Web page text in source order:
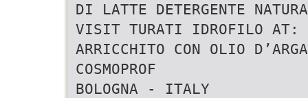
DI LATTE DETERGENTE
VISIT TURATI IDROFILO AT:
ARRICCHITO CON OLIO
COSMOPROF
BOLOGNA - ITALY